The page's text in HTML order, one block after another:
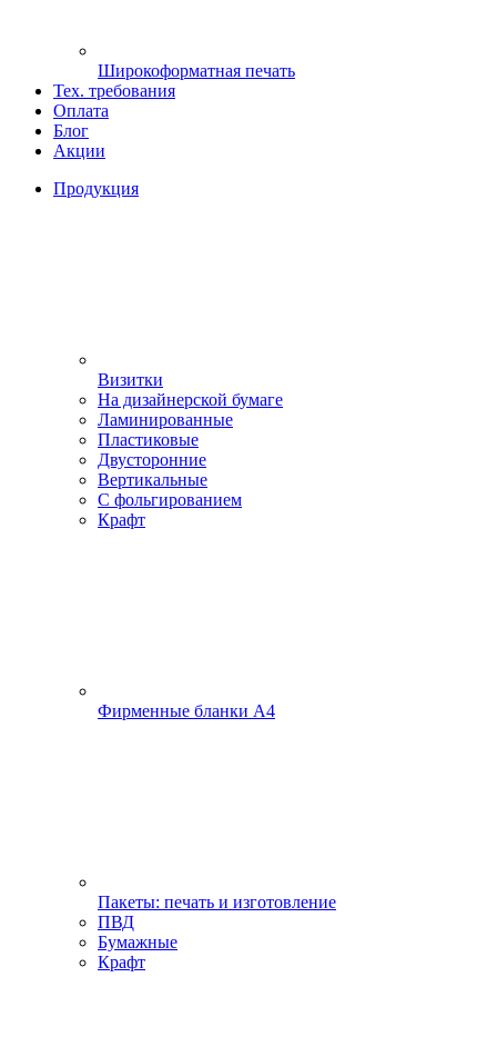
Широкоформатная печать
Тех. требования
Оплата
Блог
Акции
Продукция
Визитки
На дизайнерской бумаге
Ламинированные
Пластиковые
Двусторонние
Вертикальные
С фольгированием
Крафт
Фирменные бланки А4
Пакеты: печать и изготовление
ПВД
Бумажные
Крафт